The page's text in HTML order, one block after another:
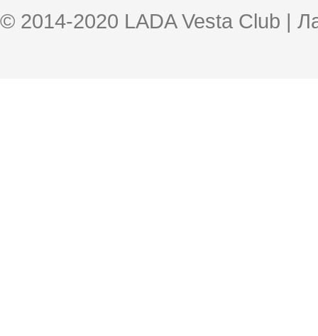
© 2014-2020 LADA Vesta Club |